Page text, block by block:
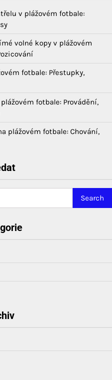
v plážovém fotbale:
volné kopy v plážovém
fotbale: Přestupky,
fotbale: Provádění,
plážovém fotbale: Chování,